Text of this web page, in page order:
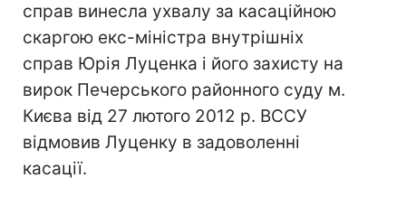
справ винесла ухвалу за касаційною
скаргою екс-міністра внутрішніх
справ Юрія Луценка і його захисту на
вирок Печерського районного суду м.
Києва від 27 лютого 2012 р. ВССУ
відмовив Луценку в задоволенні
касації.